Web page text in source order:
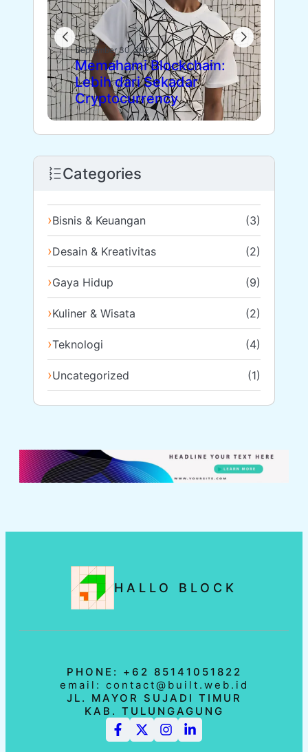
September 30, 2022
Memahami Blockchain:
Lebih dari Sekadar
Cryptocurrency
Categories
Bisnis & Keuangan (3)
Desain & Kreativitas (2)
Gaya Hidup (9)
Kuliner & Wisata (2)
Teknologi (4)
Uncategorized (1)
HALLO BLOCK
PHONE: +62 85141051822
email: contact@built.web.id
JL. MAYOR SUJADI TIMUR
KAB. TULUNGAGUNG